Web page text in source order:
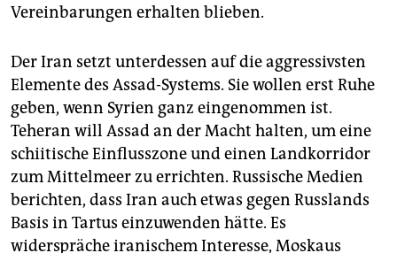
Vereinbarungen erhalten blieben.
Der Iran setzt unterdessen auf die aggressivsten
Elemente des Assad-Systems. Sie wollen erst Ruhe
geben, wenn Syrien ganz eingenommen ist.
Teheran will Assad an der Macht halten, um eine
schiitische Einflusszone und einen Landkorridor
zum Mittelmeer zu errichten. Russische Medien
berichten, dass Iran auch etwas gegen Russlands
Basis in Tartus einzuwenden hätte. Es
widerspräche iranischem Interesse, Moskaus